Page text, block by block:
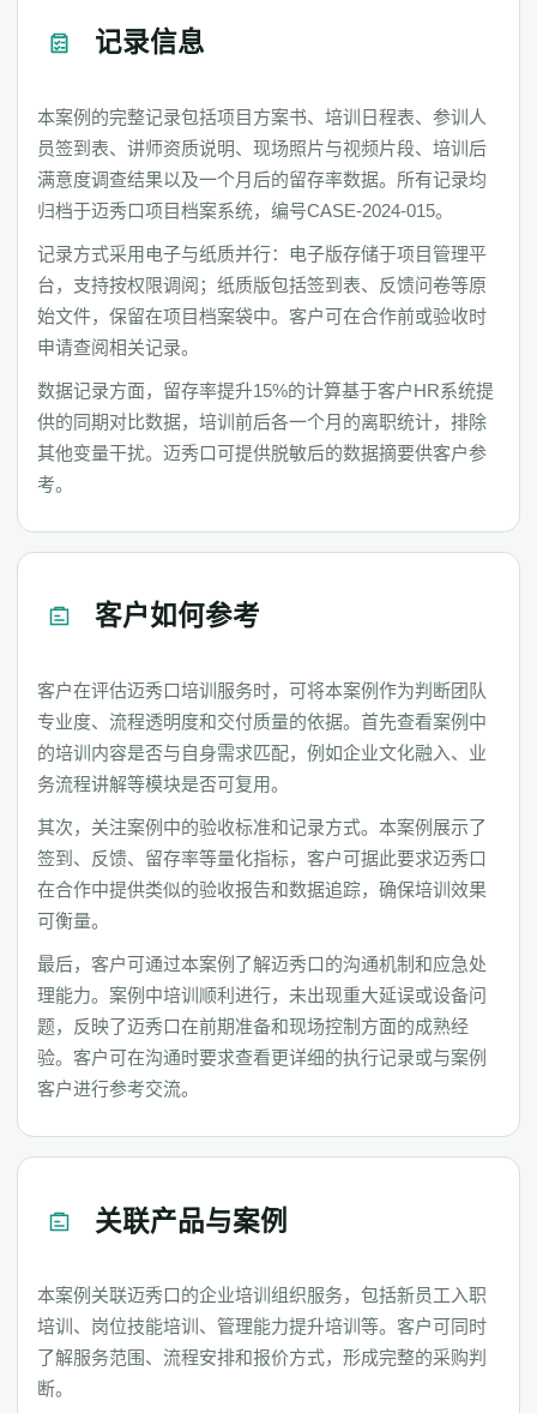
记录信息
本案例的完整记录包括项目方案书、培训日程表、参训人
员签到表、讲师资质说明、现场照片与视频片段、培训后
满意度调查结果以及一个月后的留存率数据。所有记录均
归档于迈秀口项目档案系统，编号CASE-2024-015。
记录方式采用电子与纸质并行：电子版存储于项目管理平
台，支持按权限调阅；纸质版包括签到表、反馈问卷等原
始文件，保留在项目档案袋中。客户可在合作前或验收时
申请查阅相关记录。
数据记录方面，留存率提升15%的计算基于客户HR系统提
供的同期对比数据，培训前后各一个月的离职统计，排除
其他变量干扰。迈秀口可提供脱敏后的数据摘要供客户参
考。
客户如何参考
客户在评估迈秀口培训服务时，可将本案例作为判断团队
专业度、流程透明度和交付质量的依据。首先查看案例中
的培训内容是否与自身需求匹配，例如企业文化融入、业
务流程讲解等模块是否可复用。
其次，关注案例中的验收标准和记录方式。本案例展示了
签到、反馈、留存率等量化指标，客户可据此要求迈秀口
在合作中提供类似的验收报告和数据追踪，确保培训效果
可衡量。
最后，客户可通过本案例了解迈秀口的沟通机制和应急处
理能力。案例中培训顺利进行，未出现重大延误或设备问
题，反映了迈秀口在前期准备和现场控制方面的成熟经
验。客户可在沟通时要求查看更详细的执行记录或与案例
客户进行参考交流。
关联产品与案例
本案例关联迈秀口的企业培训组织服务，包括新员工入职
培训、岗位技能培训、管理能力提升培训等。客户可同时
了解服务范围、流程安排和报价方式，形成完整的采购判
断。